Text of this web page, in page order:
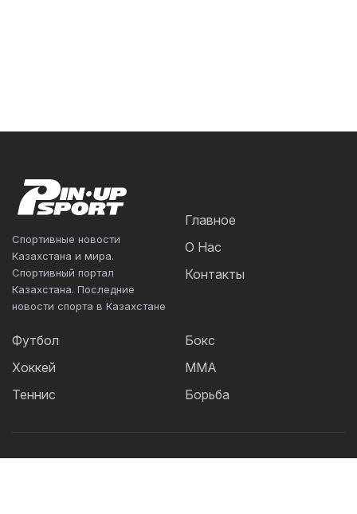
Спортивные новости
Казахстана и мира.
Спортивный портал
Казахстана. Последние
новости спорта в Казахстане
Главное
О Нас
Контакты
Футбол
Хоккей
Теннис
Бокс
ММА
Борьба